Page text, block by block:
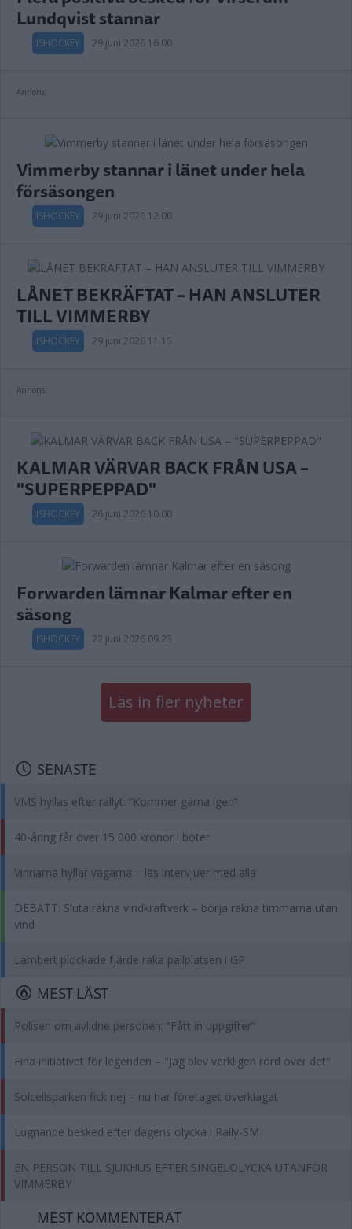
Lundqvist stannar
ISHOCKEY 29 juni 2026 16.00
Annons:
Vimmerby stannar i länet under hela
försäsongen
ISHOCKEY 29 juni 2026 12.00
LÅNET BEKRÄFTAT – HAN ANSLUTER
TILL VIMMERBY
ISHOCKEY 29 juni 2026 11.15
Annons:
KALMAR VÄRVAR BACK FRÅN USA –
"SUPERPEPPAD"
ISHOCKEY 26 juni 2026 10.00
Forwarden lämnar Kalmar efter en
säsong
ISHOCKEY 22 juni 2026 09.23
Läs in fler nyheter
SENASTE
VMS hyllas efter rallyt: “Kommer gärna igen”
40-åring får över 15 000 kronor i böter
Vinnarna hyllar vägarna – läs intervjuer med alla
DEBATT: Sluta räkna vindkraftverk – börja räkna timmarna utan
vind
Lambert plockade fjärde raka pallplatsen i GP
MEST LÄST
Polisen om avlidne personen: ”Fått in uppgifter”
Fina initiativet för legenden – "Jag blev verkligen rörd över det"
Solcellsparken fick nej – nu har företaget överklagat
Lugnande besked efter dagens olycka i Rally-SM
EN PERSON TILL SJUKHUS EFTER SINGELOLYCKA UTANFÖR
VIMMERBY
MEST KOMMENTERAT